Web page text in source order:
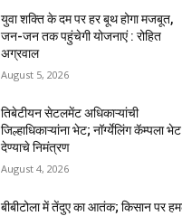
युवा शक्ति के दम पर हर बूथ होगा मजबूत,
जन-जन तक पहुंचेगी योजनाएं : रोहित
अग्रवाल
August 5, 2026
तिबेटीयन सेटलमेंट अधिकाऱ्यांची
जिल्हाधिकाऱ्यांना भेट; नॉर्ग्येलिंग कॅम्पला भेट
देण्याचे निमंत्रण
August 4, 2026
बीबीटोला में तेंदुए का आतंक; किसान पर